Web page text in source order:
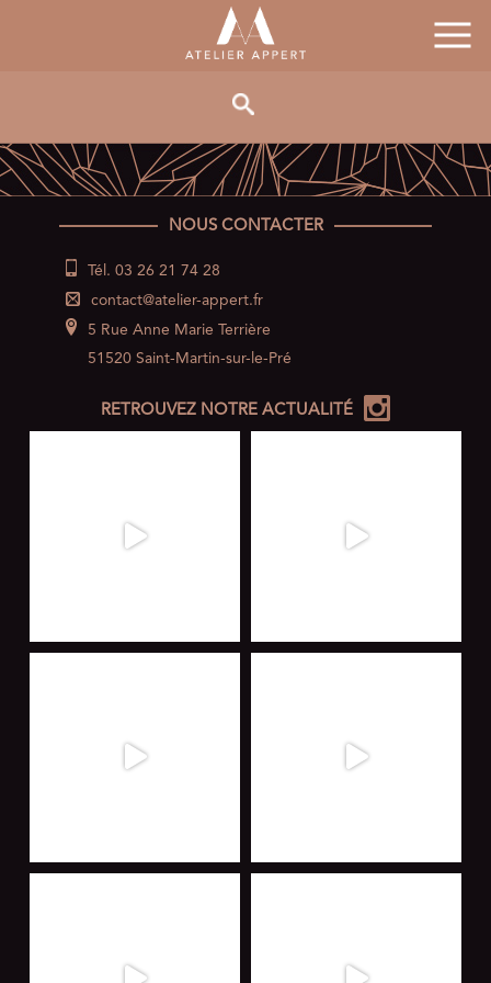
NOUS CONTACTER
5 Rue Anne Marie Terrière
51520 Saint-Martin-sur-le-Pré
Tél. 03 26 21 74 28
contact@atelier-appert.fr
RETROUVEZ NOTRE ACTUALITÉ